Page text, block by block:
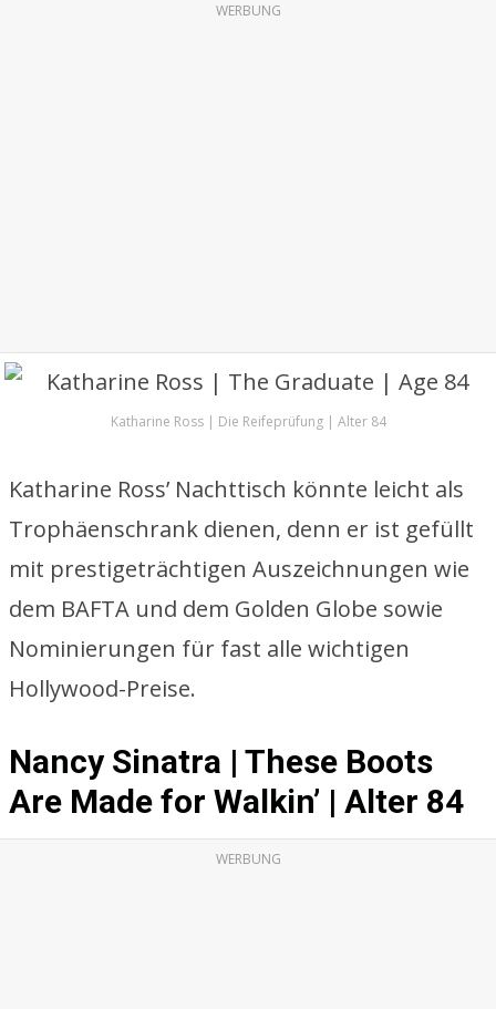
WERBUNG
Katharine Ross | Die Reifeprüfung | Alter 84
Katharine Ross’ Nachttisch könnte leicht als
Trophäenschrank dienen, denn er ist gefüllt
mit prestigeträchtigen Auszeichnungen wie
dem BAFTA und dem Golden Globe sowie
Nominierungen für fast alle wichtigen
Hollywood-Preise.
Nancy Sinatra | These Boots
Are Made for Walkin’ | Alter 84
WERBUNG